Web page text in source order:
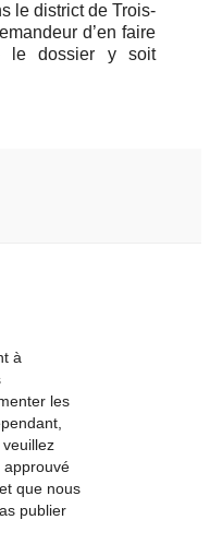
le district de Trois-
d’en faire
le dossier y soit
à
les
approuvé
que nous
publier